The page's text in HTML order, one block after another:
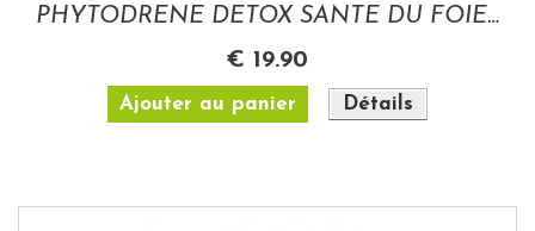
PHYTODRENE DETOX SANTE DU FOIE BE-LIFE 60...
€ 19.90
Ajouter au panier Détails